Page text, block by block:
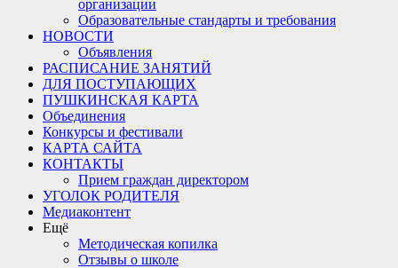
организации
Образовательные стандарты и требования
НОВОСТИ
Объявления
РАСПИСАНИЕ ЗАНЯТИЙ
ДЛЯ ПОСТУПАЮЩИХ
ПУШКИНСКАЯ КАРТА
Объединения
Конкурсы и фестивали
КАРТА САЙТА
КОНТАКТЫ
Прием граждан директором
УГОЛОК РОДИТЕЛЯ
Медиаконтент
Ещё
Методическая копилка
Отзывы о школе